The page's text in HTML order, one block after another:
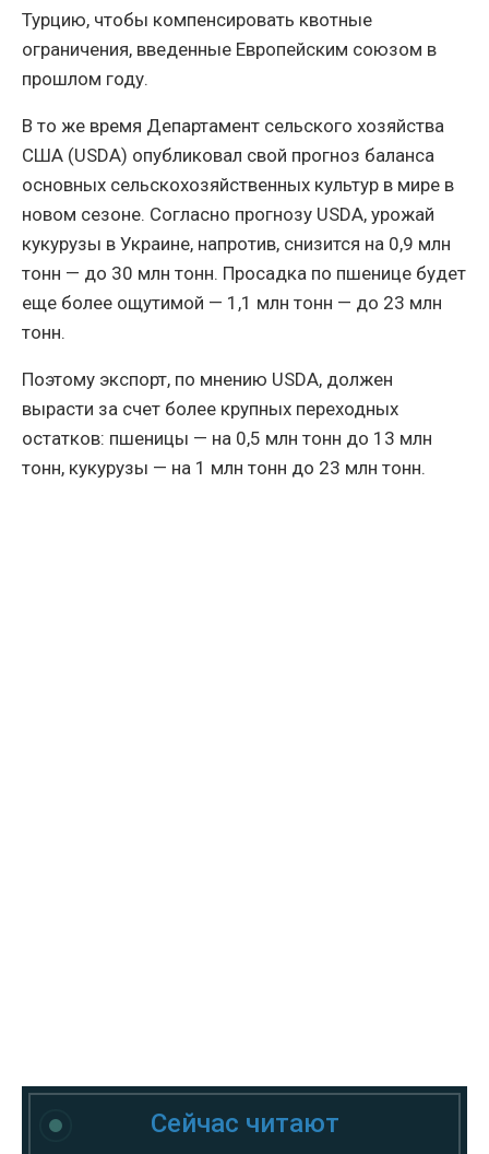
Турцию, чтобы компенсировать квотные
ограничения, введенные Европейским союзом в
прошлом году.
В то же время Департамент сельского хозяйства
США (USDA) опубликовал свой прогноз баланса
основных сельскохозяйственных культур в мире в
новом сезоне. Согласно прогнозу USDA, урожай
кукурузы в Украине, напротив, снизится на 0,9 млн
тонн — до 30 млн тонн. Просадка по пшенице будет
еще более ощутимой — 1,1 млн тонн — до 23 млн
тонн.
Поэтому экспорт, по мнению USDA, должен
вырасти за счет более крупных переходных
остатков: пшеницы — на 0,5 млн тонн до 13 млн
тонн, кукурузы — на 1 млн тонн до 23 млн тонн.
Сейчас читают